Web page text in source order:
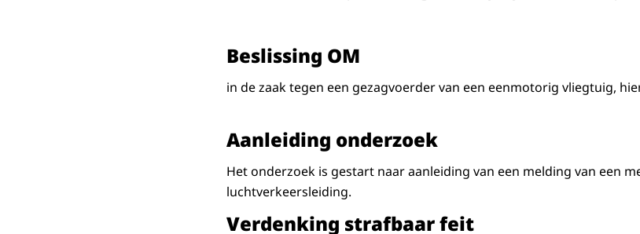
Beslissing OM
in de zaak tegen een gezagvoerder van een eenmotorig vliegtuig,
Aanleiding onderzoek
Het onderzoek is gestart naar aanleiding van een melding van een
luchtverkeersleiding.
Verdenking strafbaar feit